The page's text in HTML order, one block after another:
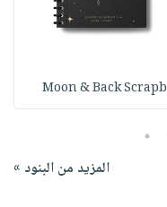
Moon & Back Scrapb
5
المزيد من البنود »